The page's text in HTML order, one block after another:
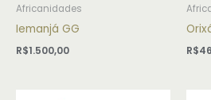
Africanidades
Iemanjá GG
R$1.500,00 R$